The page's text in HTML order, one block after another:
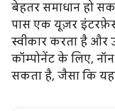
बेहतर समाधान हो
पास एक यूज़र
स्वीकार करता है और
कॉम्पोनेंट के लिए,
सकता है, जैसा कि